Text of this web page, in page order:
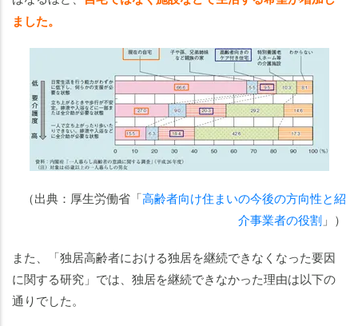
ました。
（出典：厚生労働省「高齢者向け住まいの今後の方向性と紹
介事業者の役割 」）
また、「独居高齢者における独居を継続できなくなった要因
に関する研究」では、独居を継続できなかった理由は以下の
通りでした。